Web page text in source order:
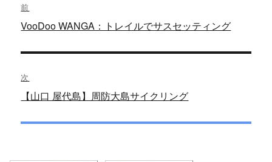
稿
ナ
ビ
ゲ
ー
前
過
投
稿:
VooDoo WANGA：トレイルでサスセッティング
次
次【山口 屋代島】周防大島サイクリング